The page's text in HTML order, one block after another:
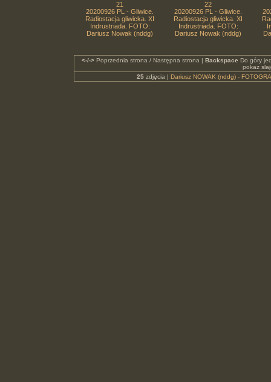
21
20200926 PL - Gliwice.
Radiostacja gliwicka. XI
Indrustriada. FOTO:
Dariusz Nowak (nddg)
22
20200926 PL - Gliwice.
Radiostacja gliwicka. XI
Indrustriada. FOTO:
Dariusz Nowak (nddg)
<-/->Poprzednia strona / Następna strona | Backspace Do góry
pokaz
25 zdjęcia | Dariusz NOWAK (nddg) -